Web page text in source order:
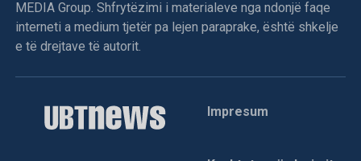
MEDIA Group. Shfrytëzimi i materialeve nga ndonjë faqe
interneti a medium tjetër pa lejen paraprake, është shkelje
e të drejtave të autorit.
Impresum